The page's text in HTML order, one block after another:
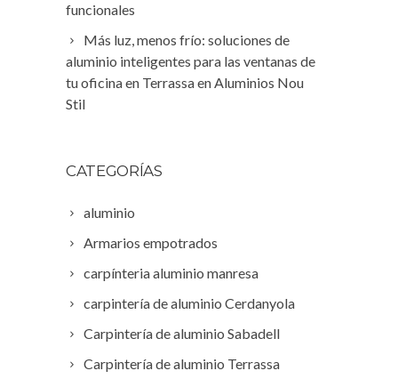
funcionales
Más luz, menos frío: soluciones de
aluminio inteligentes para las ventanas de
tu oficina en Terrassa en Aluminios Nou
Stil
CATEGORÍAS
aluminio
Armarios empotrados
carpínteria aluminio manresa
carpintería de aluminio Cerdanyola
Carpintería de aluminio Sabadell
Carpintería de aluminio Terrassa